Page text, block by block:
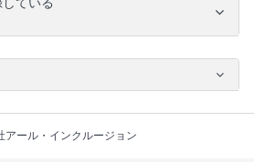
ている
アール・インクルージョン